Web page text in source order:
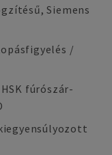
Siemens
/
fúrószár-